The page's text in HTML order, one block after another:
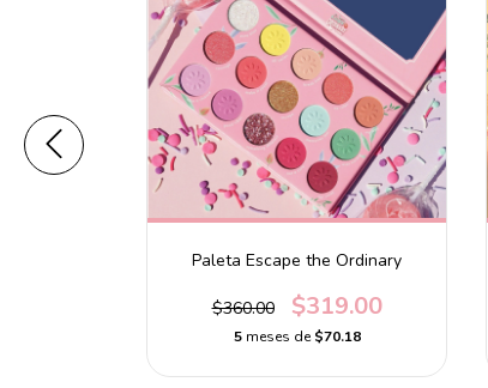
Paleta Escape the Ordinary
$360.00 $319.00
5 meses de$70.18